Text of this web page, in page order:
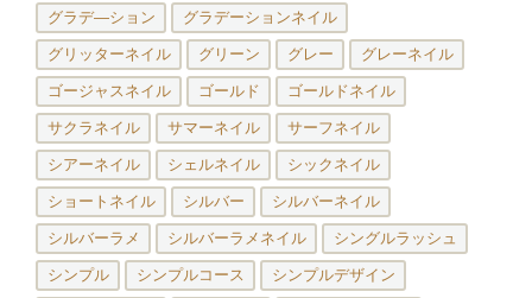
グラデ―ション グラデーションネイル
グリッターネイル グリーン グレー グレーネイル
ゴージャスネイル ゴールド ゴールドネイル
サクラネイル サマーネイル サーフネイル
シアーネイル シェルネイル シックネイル
ショートネイル シルバー シルバーネイル
シルバーラメ シルバーラメネイル シングルラッシュ
シンプル シンプルコース シンプルデザイン